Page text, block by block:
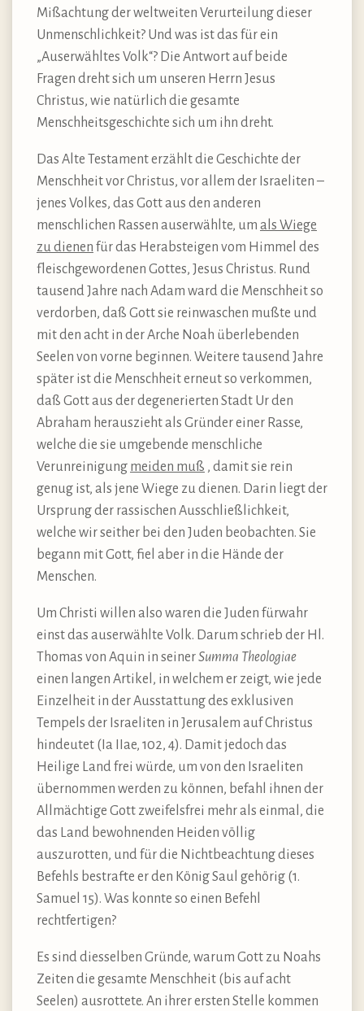
Mißachtung der weltweiten Verurteilung dieser
Unmenschlichkeit? Und was ist das für ein
„Auserwähltes Volk“? Die Antwort auf beide
Fragen dreht sich um unseren Herrn Jesus
Christus, wie natürlich die gesamte
Menschheitsgeschichte sich um ihn dreht.
Das Alte Testament erzählt die Geschichte der
Menschheit vor Christus, vor allem der Israeliten –
jenes Volkes, das Gott aus den anderen
menschlichen Rassen auserwählte, um als Wiege
zu dienen für das Herabsteigen vom Himmel des
fleischgewordenen Gottes, Jesus Christus. Rund
tausend Jahre nach Adam ward die Menschheit so
verdorben, daß Gott sie reinwaschen mußte und
mit den acht in der Arche Noah überlebenden
Seelen von vorne beginnen. Weitere tausend Jahre
später ist die Menschheit erneut so verkommen,
daß Gott aus der degenerierten Stadt Ur den
Abraham herauszieht als Gründer einer Rasse,
welche die sie umgebende menschliche
Verunreinigung meiden muß , damit sie rein
genug ist, als jene Wiege zu dienen. Darin liegt der
Ursprung der rassischen Ausschließlichkeit,
welche wir seither bei den Juden beobachten. Sie
begann mit Gott, fiel aber in die Hände der
Menschen.
Um Christi willen also waren die Juden fürwahr
einst das auserwählte Volk. Darum schrieb der Hl.
Thomas von Aquin in seinerSumma Theologiae
einen langen Artikel, in welchem er zeigt, wie jede
Einzelheit in der Ausstattung des exklusiven
Tempels der Israeliten in Jerusalem auf Christus
hindeutet (Ia IIae, 102, 4). Damit jedoch das
Heilige Land frei würde, um von den Israeliten
übernommen werden zu können, befahl ihnen der
Allmächtige Gott zweifelsfrei mehr als einmal, die
das Land bewohnenden Heiden völlig
auszurotten, und für die Nichtbeachtung dieses
Befehls bestrafte er den König Saul gehörig (1.
Samuel 15). Was konnte so einen Befehl
rechtfertigen?
Es sind diesselben Gründe, warum Gott zu Noahs
Zeiten die gesamte Menschheit (bis auf acht
Seelen) ausrottete. An ihrer ersten Stelle kommen